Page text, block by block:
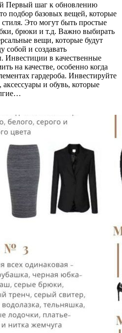
Первый шаг к обновлению
подбор базовых вещей, которые
Это могут быть простые
брюки и т.д. Важно выбирать
вещи, которые будут
собой и создавать
Инвестиции в качественные
на качестве, особенно когда
гардероба. Инвестируйте
аксессуары и обувь, которые